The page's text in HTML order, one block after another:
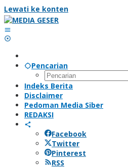
Lewati ke konten
Pencarian
Indeks Berita
Disclaimer
Pedoman Media Siber
REDAKSI
Facebook
Twitter
Pinterest
RSS